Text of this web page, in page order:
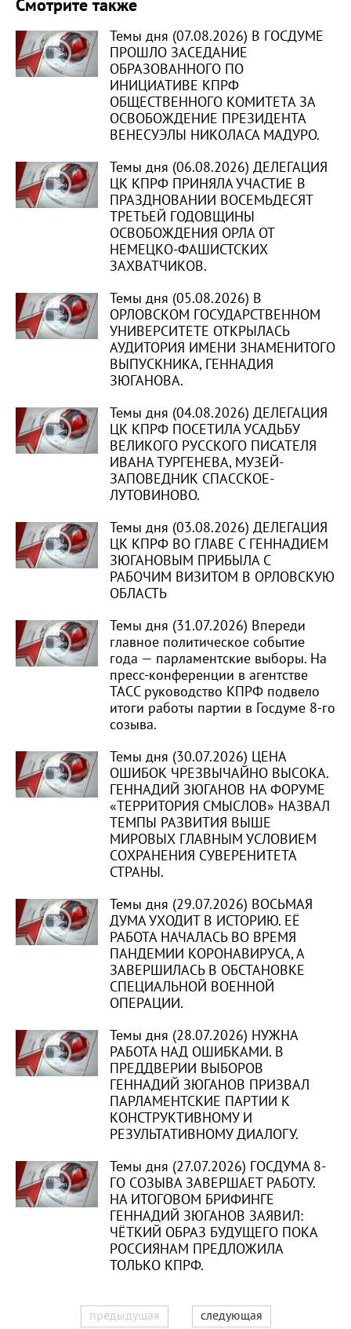
Смотрите также
Темы дня (07.08.2026) В ГОСДУМЕ
ПРОШЛО ЗАСЕДАНИЕ
ОБРАЗОВАННОГО ПО
ИНИЦИАТИВЕ КПРФ
ОБЩЕСТВЕННОГО КОМИТЕТА ЗА
ОСВОБОЖДЕНИЕ ПРЕЗИДЕНТА
ВЕНЕСУЭЛЫ НИКОЛАСА МАДУРО.
Темы дня (06.08.2026) ДЕЛЕГАЦИЯ
ЦК КПРФ ПРИНЯЛА УЧАСТИЕ В
ПРАЗДНОВАНИИ ВОСЕМЬДЕСЯТ
ТРЕТЬЕЙ ГОДОВЩИНЫ
ОСВОБОЖДЕНИЯ ОРЛА ОТ
НЕМЕЦКО-ФАШИСТСКИХ
ЗАХВАТЧИКОВ.
Темы дня (05.08.2026) В
ОРЛОВСКОМ ГОСУДАРСТВЕННОМ
УНИВЕРСИТЕТЕ ОТКРЫЛАСЬ
АУДИТОРИЯ ИМЕНИ ЗНАМЕНИТОГО
ВЫПУСКНИКА, ГЕННАДИЯ
ЗЮГАНОВА.
Темы дня (04.08.2026) ДЕЛЕГАЦИЯ
ЦК КПРФ ПОСЕТИЛА УСАДЬБУ
ВЕЛИКОГО РУССКОГО ПИСАТЕЛЯ
ИВАНА ТУРГЕНЕВА, МУЗЕЙ-
ЗАПОВЕДНИК СПАССКОЕ-
ЛУТОВИНОВО.
Темы дня (03.08.2026) ДЕЛЕГАЦИЯ
ЦК КПРФ ВО ГЛАВЕ С ГЕННАДИЕМ
ЗЮГАНОВЫМ ПРИБЫЛА С
РАБОЧИМ ВИЗИТОМ В ОРЛОВСКУЮ
ОБЛАСТЬ
Темы дня (31.07.2026) Впереди
главное политическое событие
года — парламентские выборы. На
пресс-конференции в агентстве
ТАСС руководство КПРФ подвело
итоги работы партии в Госдуме 8-го
созыва.
Темы дня (30.07.2026) ЦЕНА
ОШИБОК ЧРЕЗВЫЧАЙНО ВЫСОКА.
ГЕННАДИЙ ЗЮГАНОВ НА ФОРУМЕ
«ТЕРРИТОРИЯ СМЫСЛОВ» НАЗВАЛ
ТЕМПЫ РАЗВИТИЯ ВЫШЕ
МИРОВЫХ ГЛАВНЫМ УСЛОВИЕМ
СОХРАНЕНИЯ СУВЕРЕНИТЕТА
СТРАНЫ.
Темы дня (29.07.2026) ВОСЬМАЯ
ДУМА УХОДИТ В ИСТОРИЮ. ЕЁ
РАБОТА НАЧАЛАСЬ ВО ВРЕМЯ
ПАНДЕМИИ КОРОНАВИРУСА, А
ЗАВЕРШИЛАСЬ В ОБСТАНОВКЕ
СПЕЦИАЛЬНОЙ ВОЕННОЙ
ОПЕРАЦИИ.
Темы дня (28.07.2026) НУЖНА
РАБОТА НАД ОШИБКАМИ. В
ПРЕДДВЕРИИ ВЫБОРОВ
ГЕННАДИЙ ЗЮГАНОВ ПРИЗВАЛ
ПАРЛАМЕНТСКИЕ ПАРТИИ К
КОНСТРУКТИВНОМУ И
РЕЗУЛЬТАТИВНОМУ ДИАЛОГУ.
Темы дня (27.07.2026) ГОСДУМА 8-
ГО СОЗЫВА ЗАВЕРШАЕТ РАБОТУ.
НА ИТОГОВОМ БРИФИНГЕ
ГЕННАДИЙ ЗЮГАНОВ ЗАЯВИЛ:
ЧЁТКИЙ ОБРАЗ БУДУЩЕГО ПОКА
РОССИЯНАМ ПРЕДЛОЖИЛА
ТОЛЬКО КПРФ.
предыдущая следующая